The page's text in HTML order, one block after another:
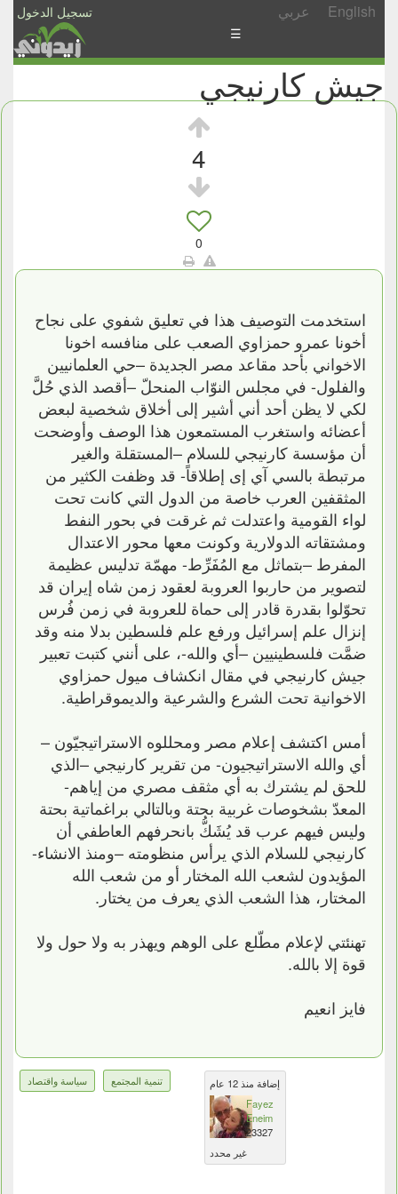
تسجيل الدخول عربي English
الأخبار
الأسئلة
☰
جيش كارنيجي
4
0
استخدمت التوصيف هذا في تعليق شفوي على نجاح
أخونا عمرو حمزاوي الصعب على منافسه اخونا
الاخواني بأحد مقاعد مصر الجديدة –حي العلمانيين
والفلول- في مجلس النوّاب المنحلّ –أقصد الذي حُلَّ
لكي لا يظن أحد أني أشير إلى أخلاق شخصية لبعض
أعضائه واستغرب المستمعون هذا الوصف وأوضحت
أن مؤسسة كارنيجي للسلام –المستقلة والغير
مرتبطة بالسي آي إى إطلاقاً- قد وظفت الكثير من
المثقفين العرب خاصة من الدول التي كانت تحت
لواء القومية واعتدلت ثم غرقت في بحور النفط
ومشتقاته الدولارية وكونت معها محور الاعتدال
المفرط –بتماثل مع المُفَرِّط- مهمّة تدليس عظيمة
لتصوير من حاربوا العروبة لعقود زمن شاه إيران قد
تحوّلوا بقدرة قادر إلى حماة للعروبة في زمن فُرس
إنزال علم إسرائيل ورفع علم فلسطين بدلا منه وقد
ضمَّت فلسطينيين –أي والله-، على أنني كتبت تعبير
جيش كارنيجي في مقال انكشاف ميول حمزاوي
الاخوانية تحت الشرع والشرعية والديموقراطية.
أمس اكتشف إعلام مصر ومحللوه الاستراتيجيّون –
أي والله الاستراتيجيون- من تقرير كارنيجي –الذي
للحق لم يشترك به أي مثقف مصري من إياهم-
المعدّ بشخوصات غربية بحتة وبالتالي براغماتية بحتة
وليس فيهم عرب قد يُشَكُّ بانحرفهم العاطفي أن
كارنيجي للسلام الذي يرأس منظومته –ومنذ الانشاء-
المؤيدون لشعب الله المختار أو من شعب الله
المختار، هذا الشعب الذي يعرف من يختار.
تهنئتي لإعلام مطّلع على الوهم ويهذر به ولا حول ولا
قوة إلا بالله.
فايز انعيم
تنمية المجتمع سياسة واقتصاد
إضافة منذ 12 عام
Fayez
Eneim
23327
غير محدد